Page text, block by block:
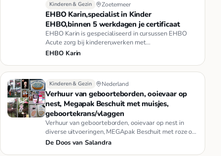
Kinderen & Gezin Zoetermeer
EHBO Karin,specialist in Kinder
EHBO,binnen 5 werkdagen je certificaat
EHBO Karin is gespecialiseerd in cursussen EHBO
Acute zorg bij kinderen,werken met
gastouders,gastouderbureaus, en pedag…
EHBO Karin
Kinderen & Gezin Nederland
Verhuur van geboorteborden, ooievaar op
nest, Megapak Beschuit met muisjes,
geboortekrans/vlaggen
Verhuur van geboorteborden, ooievaar op nest in
diverse uitvoeringen, MEGApak Beschuit met roze of
blauwe muisjes, geboo…
De Doos van Salandra